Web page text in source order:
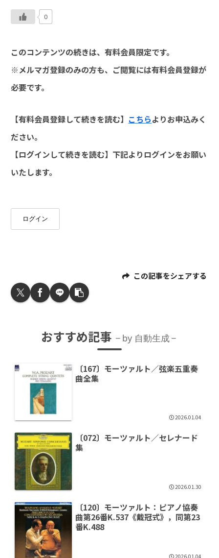
0
このコンテンツの続きは、有料会員限定です。
※メルマガ登録のみの方も、ご閲覧には有料会員登録が
必要です。
【有料会員登録して続きを読む】 こちらよりお申込みく
ださい。
【ログインして続きを読む】下記よりログインをお願い
いたします。
ログイン
この記事をシェアする
おすすめ記事 by 自動生成
〔167〕モーツァルト／弦楽五重奏
曲全集
2026.01.04
〔072〕モーツァルト／セレナード
集
2026.01.30
〔120〕モーツァルト：ピアノ協奏
曲第26番K.537《戴冠式》，同第23
番K.488
2026.01.04